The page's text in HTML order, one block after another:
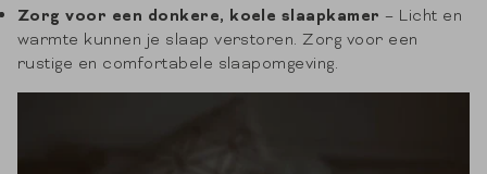
Zorg voor een donkere, koele slaapkamer – Licht en
warmte kunnen je slaap verstoren. Zorg voor een
rustige en comfortabele slaapomgeving.